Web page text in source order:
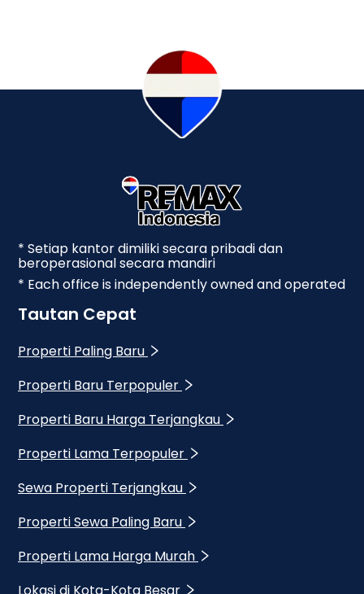
* Setiap kantor dimiliki secara pribadi dan
beroperasional secara mandiri
* Each office is independently owned and operated
Tautan Cepat
Properti Paling Baru
Properti Baru Terpopuler
Properti Baru Harga Terjangkau
Properti Lama Terpopuler
Sewa Properti Terjangkau
Properti Sewa Paling Baru
Properti Lama Harga Murah